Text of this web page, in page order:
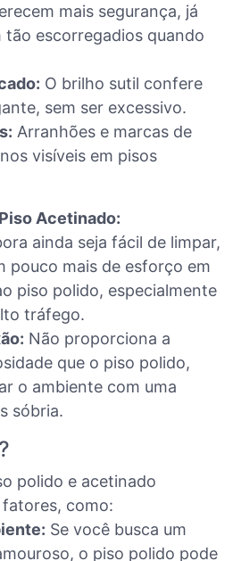
mais segurança, já
tão escorregadios quando
O brilho sutil confere
sem ser excessivo.
Arranhões e marcas de
visíveis em pisos
Acetinado:
ainda seja fácil de limpar,
pouco mais de esforço em
piso polido, especialmente
tráfego.
Não proporciona a
que o piso polido,
o ambiente com uma
sóbria.
polido e acetinado
como:
Se você busca um
o piso polido pode